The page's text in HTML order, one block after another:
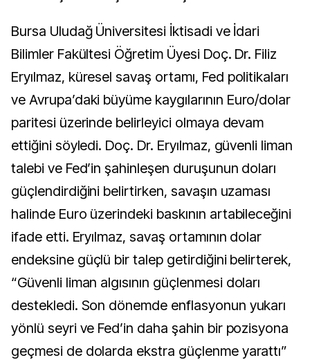
Bursa Uludağ Üniversitesi İktisadi ve İdari
Bilimler Fakültesi Öğretim Üyesi Doç. Dr. Filiz
Eryılmaz, küresel savaş ortamı, Fed politikaları
ve Avrupa’daki büyüme kaygılarının Euro/dolar
paritesi üzerinde belirleyici olmaya devam
ettiğini söyledi. Doç. Dr. Eryılmaz, güvenli liman
talebi ve Fed’in şahinleşen duruşunun doları
güçlendirdiğini belirtirken, savaşın uzaması
halinde Euro üzerindeki baskının artabileceğini
ifade etti. Eryılmaz, savaş ortamının dolar
endeksine güçlü bir talep getirdiğini belirterek,
“Güvenli liman algısının güçlenmesi doları
destekledi. Son dönemde enflasyonun yukarı
yönlü seyri ve Fed’in daha şahin bir pozisyona
geçmesi de dolarda ekstra güçlenme yarattı”